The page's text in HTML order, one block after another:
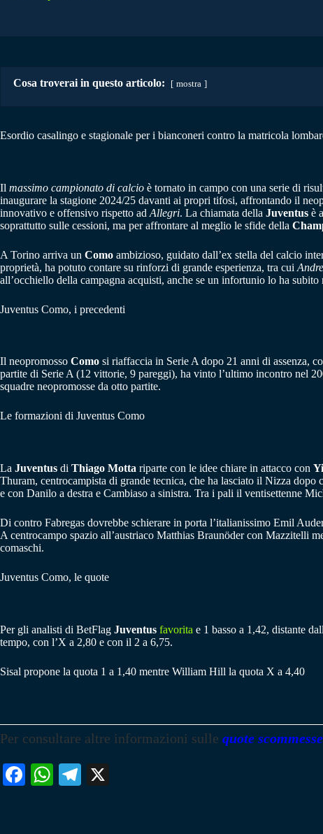
Cosa troverai in questo articolo: mostra
Esordio casalingo e stagionale per i bianconeri contro la matricola
Il massimo campionato di calcio è tornato in campo con una serie di
inaugurare la stagione 2024/25 davanti ai propri tifosi, affrontando il
innovativo e offensivo rispetto ad Allegri. La chiamata della Juventus è
soprattutto sulle cessioni, ma per affrontare al meglio le sfide della
A Torino arriva un Como ambizioso, guidato dall’ex stella del calcio
proprietà, ha potuto contare su rinforzi di grande esperienza, tra cui
all’occhiello della campagna acquisti, anche se un infortunio lo ha subito
Juventus Como, i precedenti
Il neopromosso Como si riaffaccia in Serie A dopo 21 anni di assenza,
partite di Serie A (12 vittorie, 9 pareggi), ha vinto l’ultimo incontro nel
squadre neopromosse da otto partite.
Le formazioni di Juventus Como
La Juventus di Thiago Motta riparte con le idee chiare in attacco con
Thuram, centrocampista di grande tecnica, che ha lasciato il Nizza
e con Danilo a destra e Cambiaso a sinistra. Tra i pali il ventisettenne
Di contro Fabregas dovrebbe schierare in porta l’italianissimo Emil
A centrocampo spazio all’austriaco Matthias Braunöder con Mazzitelli
comaschi.
Juventus Como, le quote
Per gli analisti di BetFlag Juventus favorita e 1 basso a 1,42, distante
tempo, con l’X a 2,80 e con il 2 a 6,75.
Sisal propone la quota 1 a 1,40 mentre William Hill la quota X a 4,40
Per consultare altre informazioni sulle quote scommesse
Fa W
Te